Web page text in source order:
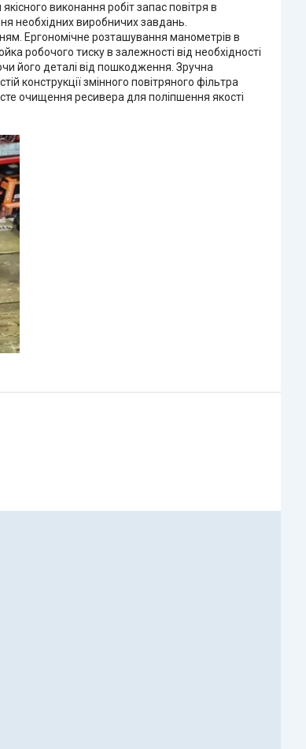
виконання робіт запас повітря в
необхідних виробничих завдань.
Ергономічне розташування манометрів в
робочого тиску в залежності від необхідності
його деталі від пошкодження. Зручна
конструкції змінного повітряного фільтра
очищення ресивера для поліпшення якості